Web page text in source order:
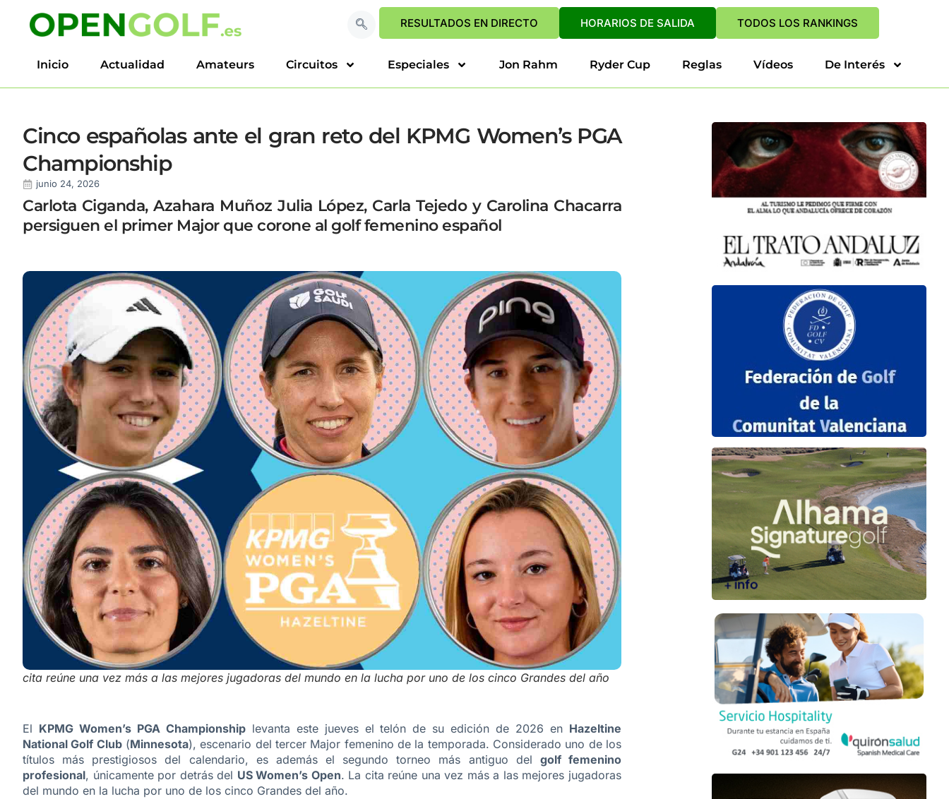
RESULTADOS EN DIRECTO HORARIOS DE SALIDA TODOS LOS RANKINGS
Inicio Actualidad Amateurs Circuitos Especiales Jon Rahm Ryder Cup Reglas Vídeos De Interés
Cinco españolas ante el gran reto del KPMG Women’s PGA
Championship
junio 24, 2026
Carlota Ciganda, Azahara Muñoz Julia López, Carla Tejedo y Carolina Chacarra
persiguen el primer Major que corone al golf femenino español
cita reúne una vez más a las mejores jugadoras del mundo en la lucha por uno de los cinco Grandes del año
El KPMG Women’s PGA Championshiplevanta este jueves el telón de su edición de 2026 en Hazeltine
National Golf Club(Minnesota), escenario del tercer Major femenino de la temporada. Considerado uno de los
títulos más prestigiosos del calendario, es además el segundo torneo más antiguo del golf femenino
profesional, únicamente por detrás del US Women’s Open. La cita reúne una vez más a las mejores jugadoras
del mundo en la lucha por uno de los cinco Grandes del año.